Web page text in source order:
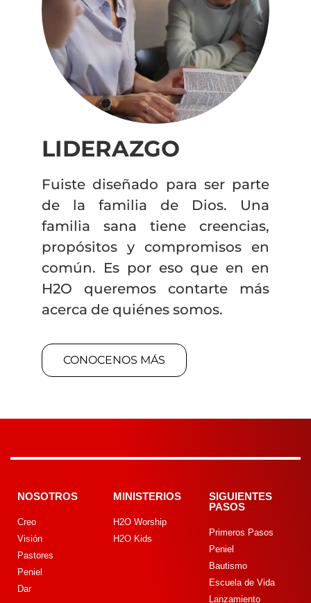
LIDERAZGO
Fuiste diseñado para ser parte
de la familia de Dios. Una
familia sana tiene creencias,
propósitos y compromisos en
común. Es por eso que en en
H2O queremos contarte más
acerca de quiénes somos.
CONOCENOS MÁS
NOSOTROS
Creo
Visión
Pastores
Peniel
Dar
MINISTERIOS
H2O Worship
H2O Kids
SIGUIENTES
PASOS
Primeros Pasos
Peniel
Bautismo
Escuela de Vida
Lanzamiento